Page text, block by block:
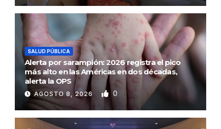
SALUD PÚBLICA
Alerta por sarampión: 2026 registra el pico
más alto en las Américas en dos décadas,
alerta la OPS
AGOSTO 8, 2026 0